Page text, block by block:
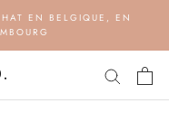
EN BELGIQUE, EN